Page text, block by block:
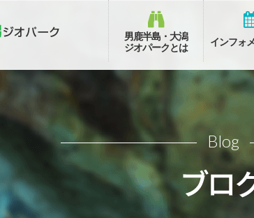
男鹿半島・大潟
ジオパークとは
インフォ
Blog